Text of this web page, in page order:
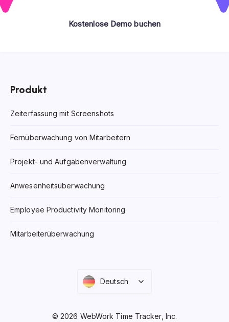
Kostenlose Demo buchen
Produkt
Zeiterfassung mit Screenshots
Fernüberwachung von Mitarbeitern
Projekt- und Aufgabenverwaltung
Anwesenheitsüberwachung
Employee Productivity Monitoring
Mitarbeiterüberwachung
Deutsch
© 2026 WebWork Time Tracker, Inc.